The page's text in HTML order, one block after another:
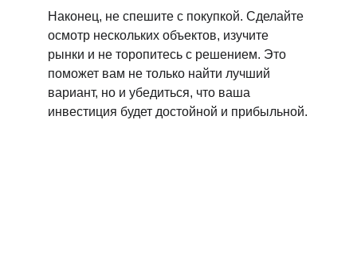
Наконец, не спешите с покупкой. Сделайте
осмотр нескольких объектов, изучите
рынки и не торопитесь с решением. Это
поможет вам не только найти лучший
вариант, но и убедиться, что ваша
инвестиция будет достойной и прибыльной.